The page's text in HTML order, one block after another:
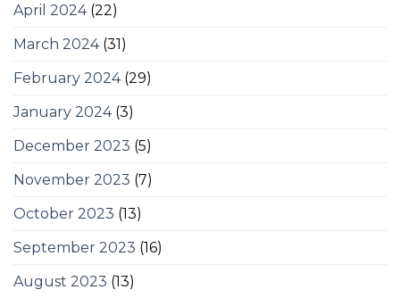
April 2024(22)
March 2024(31)
February 2024(29)
January 2024(3)
December 2023 (5)
November 2023 (7)
October 2023 (13)
September 2023 (16)
August 2023 (13)